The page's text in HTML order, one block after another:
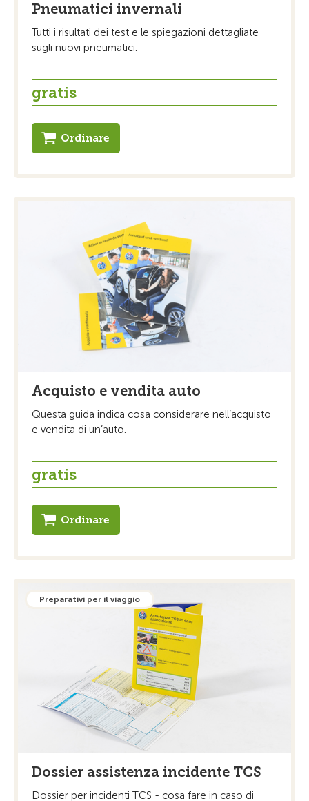
Pneumatici invernali
Tutti i risultati dei test e le spiegazioni dettagliate
sugli nuovi pneumatici.
gratis
Ordinare
Acquisto e vendita auto
Questa guida indica cosa considerare nell’acquisto
e vendita di un’auto.
gratis
Ordinare
Preparativi per il viaggio
Dossier assistenza incidente TCS
Dossier per incidenti TCS - cosa fare in caso di